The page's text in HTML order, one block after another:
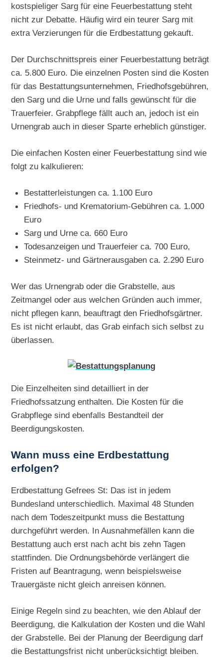
kostspieliger Sarg für eine Feuerbestattung steht
nicht zur Debatte. Häufig wird ein teurer Sarg mit
extra Verzierungen für die Erdbestattung gekauft.
Der Durchschnittspreis einer Feuerbestattung beträgt
ca. 5.800 Euro. Die einzelnen Posten sind die Kosten
für das Bestattungsunternehmen, Friedhofsgebühren,
den Sarg und die Urne und falls gewünscht für die
Trauerfeier. Grabpflege fällt auch an, jedoch ist ein
Urnengrab auch in dieser Sparte erheblich günstiger.
Die einfachen Kosten einer Feuerbestattung sind wie
folgt zu kalkulieren:
Bestatterleistungen ca. 1.100 Euro
Friedhofs- und Krematorium-Gebühren ca. 1.000
Euro
Sarg und Urne ca. 660 Euro
Todesanzeigen und Trauerfeier ca. 700 Euro,
Steinmetz- und Gärtnerausgaben ca. 2.290 Euro
Wer das Urnengrab oder die Grabstelle, aus
Zeitmangel oder aus welchen Gründen auch immer,
nicht pflegen kann, beauftragt den Friedhofsgärtner.
Es ist nicht erlaubt, das Grab einfach sich selbst zu
überlassen.
Die Einzelheiten sind detailliert in der
Friedhofssatzung enthalten. Die Kosten für die
Grabpflege sind ebenfalls Bestandteil der
Beerdigungskosten.
Wann muss eine Erdbestattung
erfolgen?
Erdbestattung Gefrees St: Das ist in jedem
Bundesland unterschiedlich. Maximal 48 Stunden
nach dem Todeszeitpunkt muss die Bestattung
durchgeführt werden. In Ausnahmefällen kann die
Bestattung auch erst nach acht bis zehn Tagen
stattfinden. Die Ordnungsbehörde verlängert die
Fristen auf Beantragung, wenn beispielsweise
Trauergäste nicht gleich anreisen können.
Einige Regeln sind zu beachten, wie den Ablauf der
Beerdigung, die Kalkulation der Kosten und die Wahl
der Grabstelle. Bei der Planung der Beerdigung darf
die Bestattungsfrist nicht unberücksichtigt bleiben.